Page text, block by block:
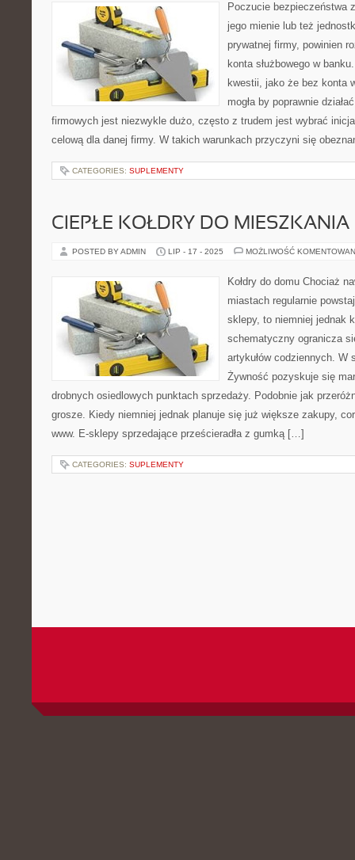
Poczucie bezpieczeństwa
jego mienie lub też
prywatnej firmy, powinien
konta służbowego w
kwestii, jako że bez konta
mogła by poprawnie
firmowych jest niezwykle dużo, często z trudem jest wybrać
celową dla danej firmy. W takich warunkach przyczyni się
CATEGORIES: SUPLEMENTY
CIEPŁE KOŁDRY DO MIESZKANIA
POSTED BY ADMIN LIP - 17 - 2025 MOŻLIWOŚĆ
Kołdry do domu Chociaż
miastach regularnie
sklepy, to niemniej jednak
schematyczny ogranicza
artykułów codziennych. W
Żywność pozyskuje się
drobnych osiedlowych punktach sprzedaży. Podobnie jak
grosze. Kiedy niemniej jednak planuje się już większe zakupy,
www. E-sklepy sprzedające prześcieradła z gumką […]
CATEGORIES: SUPLEMENTY